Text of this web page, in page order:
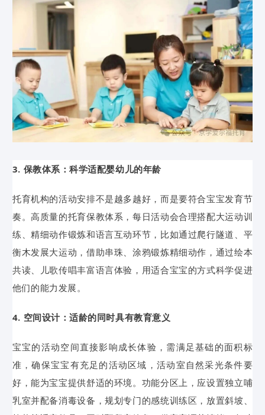
3. 保教体系：科学适配婴幼儿的年龄
托育机构的活动安排不是越多越好，而是要符合宝宝发育节
奏。高质量的托育保教体系，每日活动会合理搭配大运动训
练、精细动作锻炼和语言互动环节，比如通过爬行隧道、平
衡木发展大运动，借助串珠、涂鸦锻炼精细动作，通过绘本
共读、儿歌传唱丰富语言体验，用适合宝宝的方式科学促进
他们的能力发展。
4. 空间设计：适龄的同时具有教育意义
宝宝的活动空间直接影响成长体验，需满足基础的面积标
准，确保宝宝有充足的活动区域，活动室自然采光条件要
好，能为宝宝提供舒适的环境。功能分区上，应设置独立哺
乳室并配备消毒设备，规划专门的感统训练区，放置斜坡、